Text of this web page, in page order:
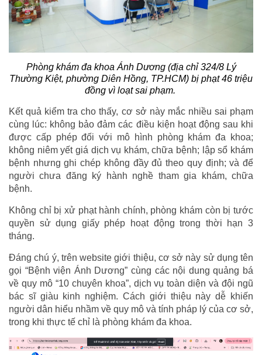
Phòng khám đa khoa Ánh Dương (địa chỉ 324/8 Lý
Thường Kiệt, phường Diên Hồng, TP.HCM) bị phạt 46 triệu
đồng vì loạt sai phạm.
Kết quả kiểm tra cho thấy, cơ sở này mắc nhiều sai phạm
cùng lúc: không bảo đảm các điều kiện hoạt động sau khi
được cấp phép đối với mô hình phòng khám đa khoa;
không niêm yết giá dịch vụ khám, chữa bệnh; lập sổ khám
bệnh nhưng ghi chép không đầy đủ theo quy định; và để
người chưa đăng ký hành nghề tham gia khám, chữa
bệnh.
Không chỉ bị xử phạt hành chính, phòng khám còn bị tước
quyền sử dụng giấy phép hoạt động trong thời hạn 3
tháng.
Đáng chú ý, trên website giới thiệu, cơ sở này sử dụng tên
gọi “Bệnh viện Ánh Dương” cùng các nội dung quảng bá
về quy mô “10 chuyên khoa”, dịch vụ toàn diện và đội ngũ
bác sĩ giàu kinh nghiệm. Cách giới thiệu này dễ khiến
người dân hiểu nhầm về quy mô và tính pháp lý của cơ sở,
trong khi thực tế chỉ là phòng khám đa khoa.